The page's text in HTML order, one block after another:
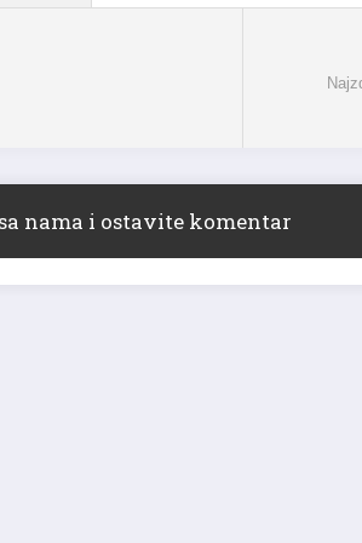
nama i ostavite komentar